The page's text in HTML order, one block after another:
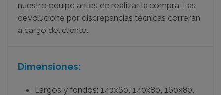
nuestro equipo antes de realizar la compra. Las
devolucione por discrepancias técnicas correrán
a cargo del cliente.
Dimensiones:
Largos y fondos: 140x60, 140x80, 160x80,